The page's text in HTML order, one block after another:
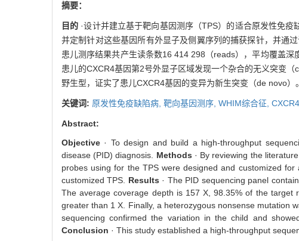
摘要：
目的 ·设计并建立基于靶向基因测序（TPS）的适合原发性免疫
并定制针对这些基因所有外显子及侧翼序列的捕获探针，并通
患儿测序结果共产生读条数16 414 298（reads），平均覆盖
患儿的CXCR4基因第2号外显子区域发现一个杂合的无义突变
野生型，证实了患儿CXCR4基因的变异为新生突变（de novo）。
关键词: 原发性免疫缺陷病, 靶向基因测序, WHIM综合征,
Abstract:
Objective · To design and build a high-throughput
disease (PID) diagnosis. Methods · By reviewing the
probes using for the TPS were designed and customized
customized TPS. Results · The PID sequencing panel
The average coverage depth is 157 X, 98.35% of the
greater than 1 X. Finally, a heterozygous nonsense mutation
sequencing confirmed the variation in the child and
Conclusion · This study established a high-throughput